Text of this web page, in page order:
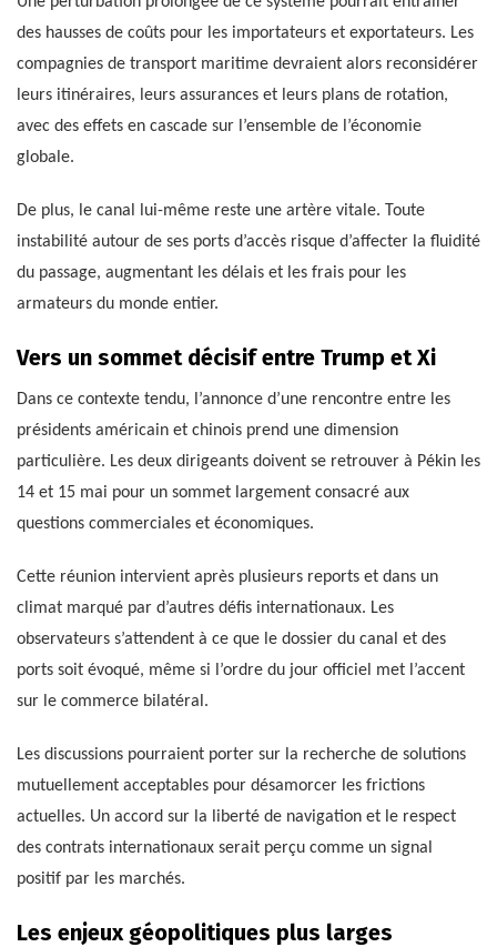
des hausses de coûts pour les importateurs et exportateurs. Les
compagnies de transport maritime devraient alors reconsidérer
leurs itinéraires, leurs assurances et leurs plans de rotation,
avec des effets en cascade sur l’ensemble de l’économie
globale.
De plus, le canal lui-même reste une artère vitale. Toute
instabilité autour de ses ports d’accès risque d’affecter la fluidité
du passage, augmentant les délais et les frais pour les
armateurs du monde entier.
Vers un sommet décisif entre Trump et Xi
Dans ce contexte tendu, l’annonce d’une rencontre entre les
présidents américain et chinois prend une dimension
particulière. Les deux dirigeants doivent se retrouver à Pékin les
14 et 15 mai pour un sommet largement consacré aux
questions commerciales et économiques.
Cette réunion intervient après plusieurs reports et dans un
climat marqué par d’autres défis internationaux. Les
observateurs s’attendent à ce que le dossier du canal et des
ports soit évoqué, même si l’ordre du jour officiel met l’accent
sur le commerce bilatéral.
Les discussions pourraient porter sur la recherche de solutions
mutuellement acceptables pour désamorcer les frictions
actuelles. Un accord sur la liberté de navigation et le respect
des contrats internationaux serait perçu comme un signal
positif par les marchés.
Les enjeux géopolitiques plus larges